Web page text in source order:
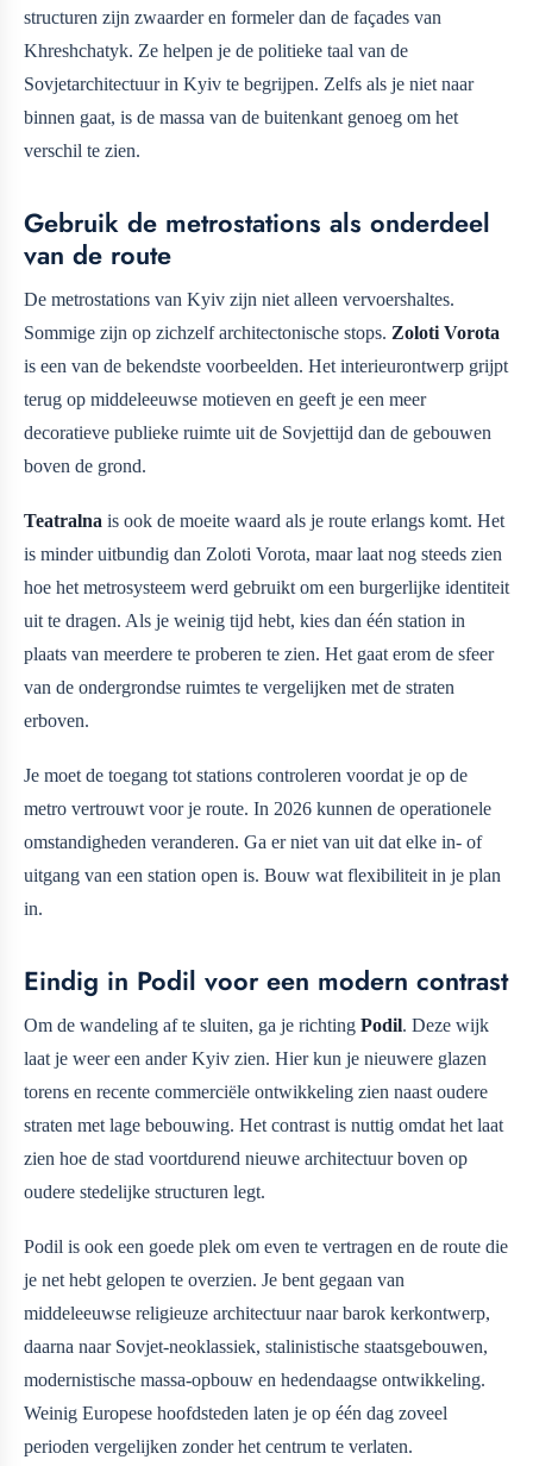
structuren zijn zwaarder en formeler dan de façades van
Khreshchatyk. Ze helpen je de politieke taal van de
Sovjetarchitectuur in Kyiv te begrijpen. Zelfs als je niet naar
binnen gaat, is de massa van de buitenkant genoeg om het
verschil te zien.
Gebruik de metrostations als onderdeel
van de route
De metrostations van Kyiv zijn niet alleen vervoershaltes.
Sommige zijn op zichzelf architectonische stops. Zoloti Vorota
is een van de bekendste voorbeelden. Het interieurontwerp grijpt
terug op middeleeuwse motieven en geeft je een meer
decoratieve publieke ruimte uit de Sovjettijd dan de gebouwen
boven de grond.
Teatralna is ook de moeite waard als je route erlangs komt. Het
is minder uitbundig dan Zoloti Vorota, maar laat nog steeds zien
hoe het metrosysteem werd gebruikt om een burgerlijke identiteit
uit te dragen. Als je weinig tijd hebt, kies dan één station in
plaats van meerdere te proberen te zien. Het gaat erom de sfeer
van de ondergrondse ruimtes te vergelijken met de straten
erboven.
Je moet de toegang tot stations controleren voordat je op de
metro vertrouwt voor je route. In 2026 kunnen de operationele
omstandigheden veranderen. Ga er niet van uit dat elke in- of
uitgang van een station open is. Bouw wat flexibiliteit in je plan
in.
Eindig in Podil voor een modern contrast
Om de wandeling af te sluiten, ga je richting Podil. Deze wijk
laat je weer een ander Kyiv zien. Hier kun je nieuwere glazen
torens en recente commerciële ontwikkeling zien naast oudere
straten met lage bebouwing. Het contrast is nuttig omdat het laat
zien hoe de stad voortdurend nieuwe architectuur boven op
oudere stedelijke structuren legt.
Podil is ook een goede plek om even te vertragen en de route die
je net hebt gelopen te overzien. Je bent gegaan van
middeleeuwse religieuze architectuur naar barok kerkontwerp,
daarna naar Sovjet-neoklassiek, stalinistische staatsgebouwen,
modernistische massa-opbouw en hedendaagse ontwikkeling.
Weinig Europese hoofdsteden laten je op één dag zoveel
perioden vergelijken zonder het centrum te verlaten.